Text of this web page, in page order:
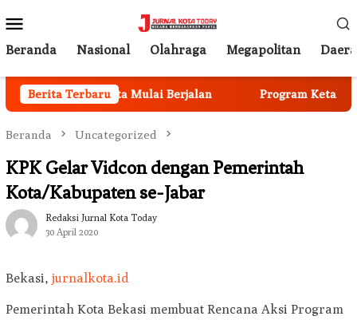
ke
kontenMobile
Beranda Nasional Olahraga Megapolitan
Berita Terbaru
Anggota Mulai Berjalan Program Ketahanan
Beranda Uncategorized
KPK Gelar Vidcon dengan Pemerintah
Kota/Kabupaten se-Jabar
Redaksi Jurnal Kota Today
30 April 2020
Bekasi, jurnalkota.id
Pemerintah Kota Bekasi membuat Rencana Aksi Program